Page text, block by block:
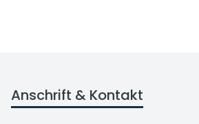
Anschrift & Kontakt